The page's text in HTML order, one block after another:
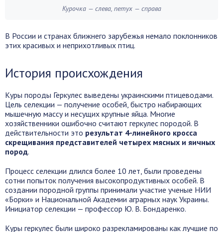
Курочка — слева, петух — справа
В России и странах ближнего зарубежья немало поклонников
этих красивых и неприхотливых птиц.
История происхождения
Куры породы Геркулес выведены украинскими птицеводами.
Цель селекции — получение особей, быстро набирающих
мышечную массу и несущих крупные яйца. Многие
хозяйственники ошибочно считают геркулес породой. В
действительности это результат 4-линейного кросса
скрещивания представителей четырех мясных и яичных
пород.
Процесс селекции длился более 10 лет, были проведены
сотни попыток получения высокопродуктивных особей. В
создании породной группы принимали участие ученые НИИ
«Борки» и Национальной Академии аграрных наук Украины.
Инициатор селекции — профессор Ю. В. Бондаренко.
Куры геркулес были широко разрекламированы как лучшие по